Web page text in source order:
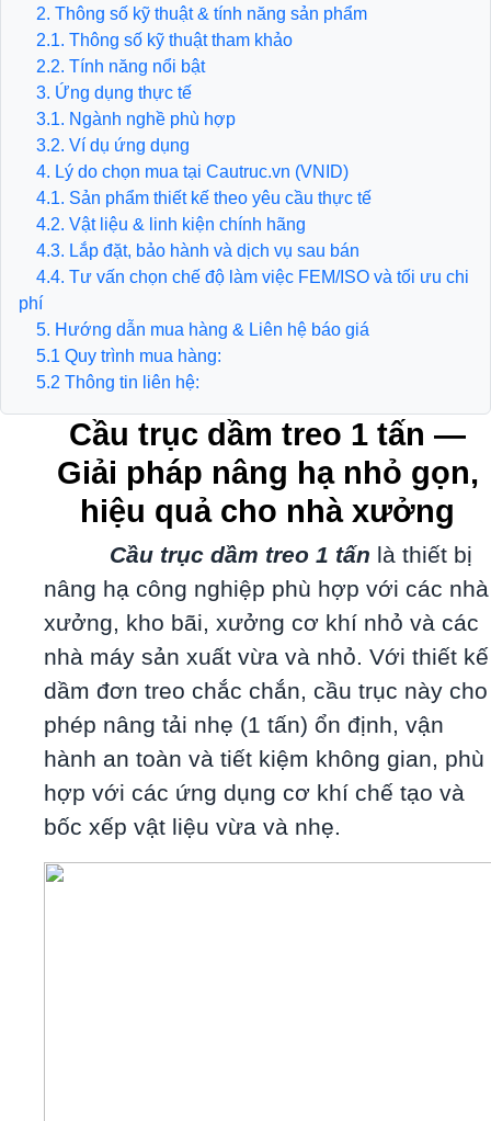
2. Thông số kỹ thuật & tính năng sản phẩm
2.1. Thông số kỹ thuật tham khảo
2.2. Tính năng nổi bật
3. Ứng dụng thực tế
3.1. Ngành nghề phù hợp
3.2. Ví dụ ứng dụng
4. Lý do chọn mua tại Cautruc.vn (VNID)
4.1. Sản phẩm thiết kế theo yêu cầu thực tế
4.2. Vật liệu & linh kiện chính hãng
4.3. Lắp đặt, bảo hành và dịch vụ sau bán
4.4. Tư vấn chọn chế độ làm việc FEM/ISO và tối ưu chi
phí
5. Hướng dẫn mua hàng & Liên hệ báo giá
5.1 Quy trình mua hàng:
5.2 Thông tin liên hệ:
Cầu trục dầm treo 1 tấn —
Giải pháp nâng hạ nhỏ gọn,
hiệu quả cho nhà xưởng
Cầu trục dầm treo 1 tấn là thiết bị
nâng hạ công nghiệp phù hợp với các nhà
xưởng, kho bãi, xưởng cơ khí nhỏ và các
nhà máy sản xuất vừa và nhỏ. Với thiết kế
dầm đơn treo chắc chắn, cầu trục này cho
phép nâng tải nhẹ (1 tấn) ổn định, vận
hành an toàn và tiết kiệm không gian, phù
hợp với các ứng dụng cơ khí chế tạo và
bốc xếp vật liệu vừa và nhẹ.